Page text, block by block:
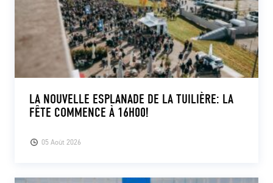
05 Août 2026
LA NOUVELLE ESPLANADE DE LA TUILIÈRE: LA
FÊTE COMMENCE À 16H00!